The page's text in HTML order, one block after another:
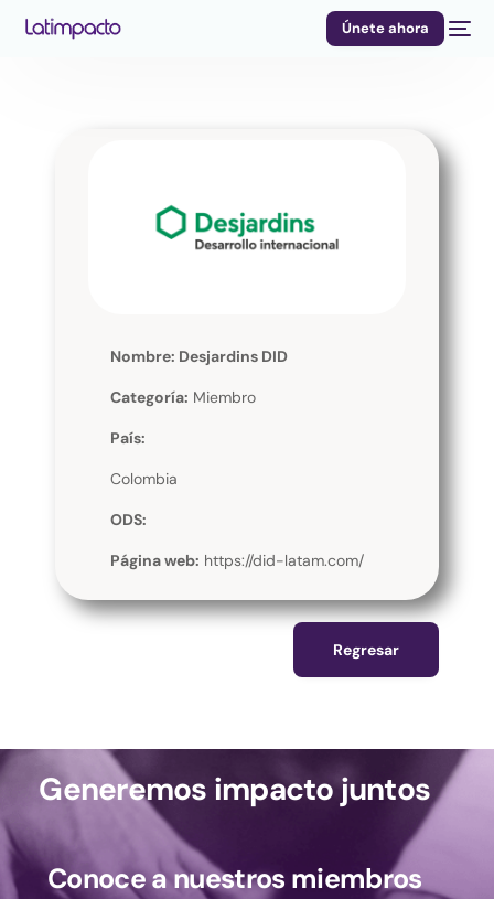
Únete ahora
Nombre: Desjardins DID
Categoría: Miembro
País:
Colombia
ODS:
Página web: https://did-latam.com/
Regresar
Generemos impacto juntos
Conoce a nuestros miembros